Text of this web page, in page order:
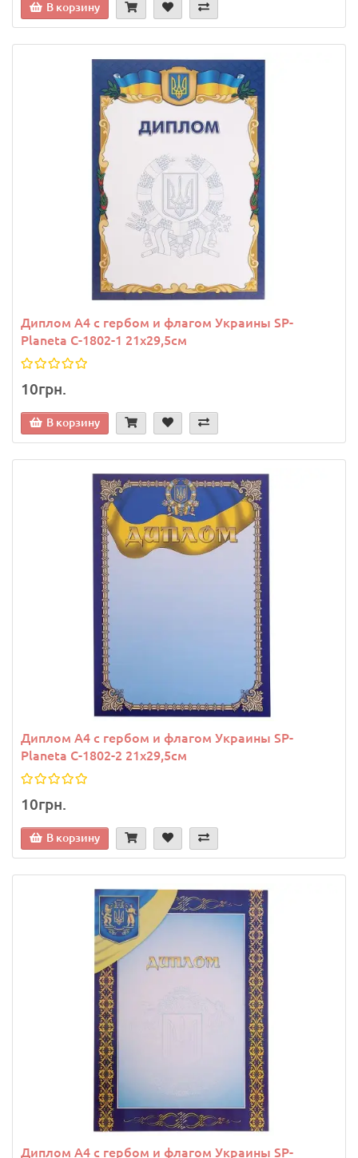
В корзину
Диплом A4 с гербом и флагом Украины SP-
Planeta C-1802-1 21х29,5см
10грн.
В корзину
Диплом A4 с гербом и флагом Украины SP-
Planeta C-1802-2 21х29,5см
10грн.
В корзину
Диплом A4 с гербом и флагом Украины SP-